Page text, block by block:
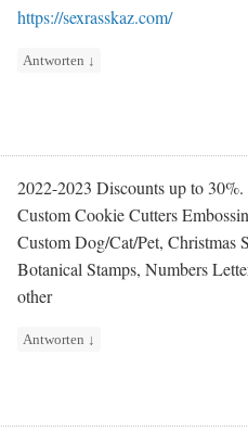
https://sexrasskaz.com/
Antworten ↓
2022-2023 Discounts up to
Custom Cookie Cutters
Custom Dog/Cat/Pet, Christmas
Botanical Stamps, Numbers
other
Antworten ↓